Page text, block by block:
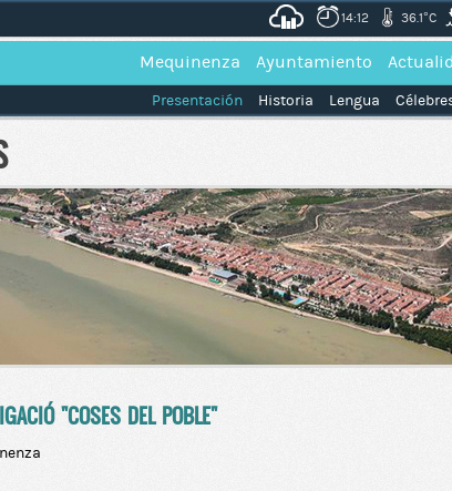
14:12 36.1°C
Mequinenza Ayuntamiento
Presentación Historia Lengua
"COSES DEL POBLE"